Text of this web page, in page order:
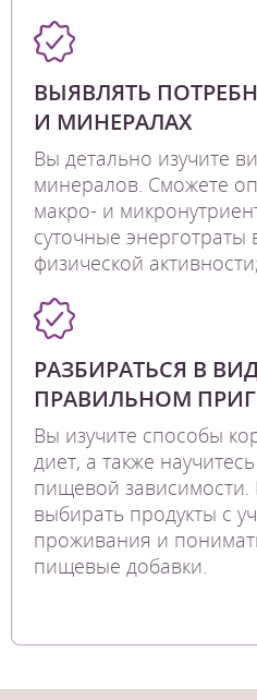
ВЫЯВЛЯТЬ
И МИНЕРАЛАХ
Вы детально изучите
минералов. Сможете
макро- и
суточные энерготраты
физической активности;
РАЗБИРАТЬСЯ В
ПРАВИЛЬНОМ
Вы изучите способы
диет, а также
пищевой зависимости.
выбирать продукты с
проживания и
пищевые добавки.